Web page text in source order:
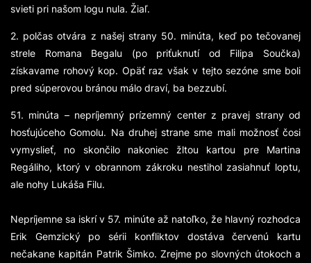
svieti pri našom logu nula. Žiaľ.
2. polčas otvára z našej strany 50. minúta, keď po tečovanej
strele Romana Begalu (po priťuknutí od Filipa Součka)
získavame rohový kop. Opäť raz však v tejto sezóne sme boli
pred súperovou bránou málo draví, ba bezzubí.
51. minúta – nepríjemný prízemný center z pravej strany od
hosťujúceho Gomolu. Na druhej strane sme mali možnosť čosi
vymyslieť, no skončilo nakoniec žltou kartou pre Martina
Regáliho, ktorý v obrannom zákroku nestihol zasiahnuť loptu,
ale nohy Lukáša Filu.
Nepríjemne sa iskrí v 57. minúte až natoľko, že hlavný rozhodca
Erik Gemzický po sérii konfliktov dostáva červenú kartu
nečakane kapitán Patrik Šimko. Zrejme po slovných útokoch a